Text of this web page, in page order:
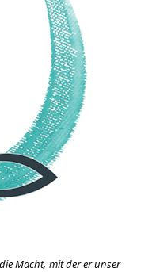
Macht, mit der er unser